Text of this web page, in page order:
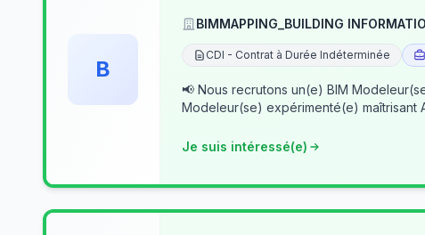
B
BIMMAPPING_BUILDING
CDI - Contrat à Durée Indéterminée
📢 Nous recrutons un(e) BIM Modeleur(se) Senior – Archicad & Revit Dans le cadre du
Modeleur(se) expérimenté(e) maîtrisant
Je suis intéressé(e)